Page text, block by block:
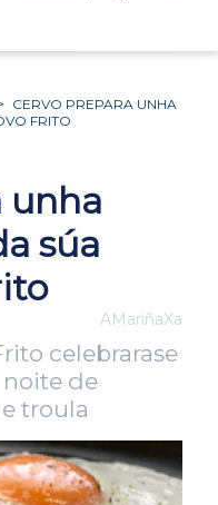
CERVO PREPARA UNHA
FRITO
unha
súa
AMariñaXa
celebrarase
noite de
troula